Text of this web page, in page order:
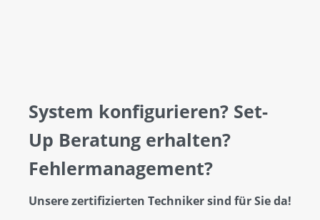
System konfigurieren? Set-
Up Beratung erhalten?
Fehlermanagement?
Unsere zertifizierten Techniker sind für Sie da!